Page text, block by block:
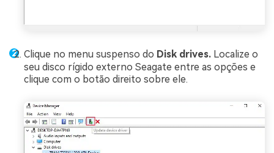
Clique no menu suspenso do Disk drives. Localize o
seu disco rígido externo Seagate entre as opções e
clique com o botão direito sobre ele.